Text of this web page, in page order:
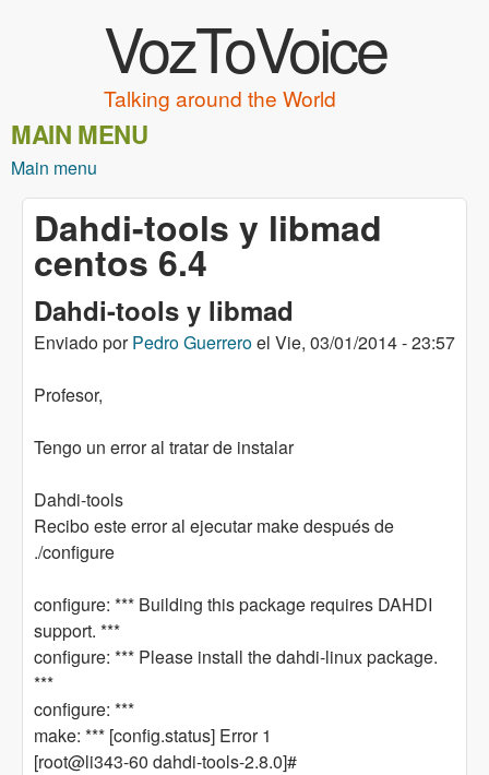
VozToVoice
Talking around the World
MAIN MENU
Main menu
Dahdi-tools y libmad
centos 6.4
Dahdi-tools y libmad
Enviado porPedro Guerreroel Vie, 03/01/2014 - 23:57
Profesor,
Tengo un error al tratar de instalar
Dahdi-tools
Recibo este error al ejecutar make después de
./configure
configure: *** Building this package requires DAHDI
support. ***
configure: *** Please install the dahdi-linux package.
***
configure: ***
make: *** [config.status] Error 1
[root@li343-60 dahdi-tools-2.8.0]#